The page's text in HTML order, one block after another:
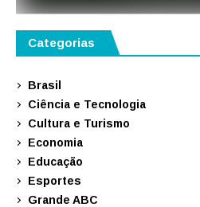
Categorias
Brasil
Ciência e Tecnologia
Cultura e Turismo
Economia
Educação
Esportes
Grande ABC